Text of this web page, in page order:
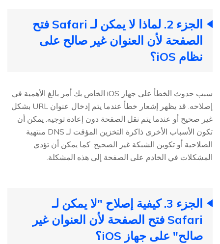
الجزء 2. لماذا لا يمكن لـ Safari فتح
الصفحة لأن العنوان غير صالح على
نظام iOS؟
سبب حدوث الخطأ على جهاز iOS الخاص بك أمر بالغ الأهمية في
إصلاحه. قد يظهر إشعار خطأ عندما يتم إدخال عنوان URL بشكل
غير صحيح أو عندما يتم نقل الصفحة دون إعادة توجيه. يمكن أن
تكون الأسباب الأخرى ذاكرة التخزين المؤقت لـ DNS منتهية
الصلاحية أو تكوين الشبكة غير الصحيح. كما يمكن أن تؤدي
المشكلات في الخادم على الصفحة إلى هذه المشكلة.
الجزء 3. كيفية إصلاح "لا يمكن لـ
Safari فتح الصفحة لأن العنوان غير
صالح" على جهاز iOS؟